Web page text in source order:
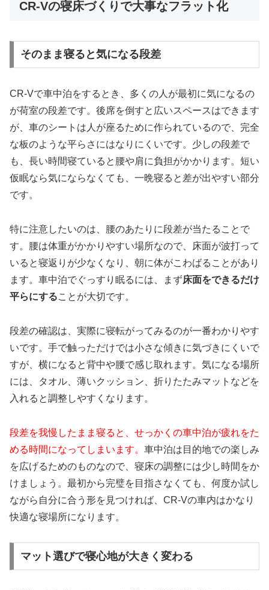
CR-Vの寝床づくりで大事なフラット化
そのまま寝ると気になる段差
CR-Vで車中泊をするとき、多くの人が最初に気になるの
が荷室の段差です。後席を倒すと広いスペースはできます
が、車のシートは人が座るために作られているので、完全
な板のような平らさにはなりにくいです。少しの段差で
も、長い時間寝ていると腰や肩に負担がかかります。短い
仮眠なら気にならなくても、一晩寝ると差が出やすい部分
です。
特に注意したいのは、腰のあたりに段差が当たることで
す。腰は体重がかかりやすい場所なので、床面が波打って
いると寝返りが少なくなり、朝に体がこわばることがあり
ます。車中泊でぐっすり眠るには、まず床面をできるだけ
平らにすることが大切です。
段差の確認は、実際に寝転がってみるのが一番わかりやす
いです。手で触っただけでは小さな傾きに気づきにくいで
すが、横になると背中や腰で感じ取れます。気になる場所
には、タオル、薄いクッション、折りたたみマットなどを
入れると調整しやすくなります。
段差を我慢したまま寝ると、せっかくの車中泊が疲れをた
める時間になってしまいます。 車中泊は目的地での楽しみ
を広げるためのものなので、寝床の調整には少し時間をか
けましょう。最初から完璧を目指さなくても、何度か試し
ながら自分に合う形を見つければ、CR-Vの車内はかなり
快適な寝場所になります。
マット選びで寝心地が大きく変わる